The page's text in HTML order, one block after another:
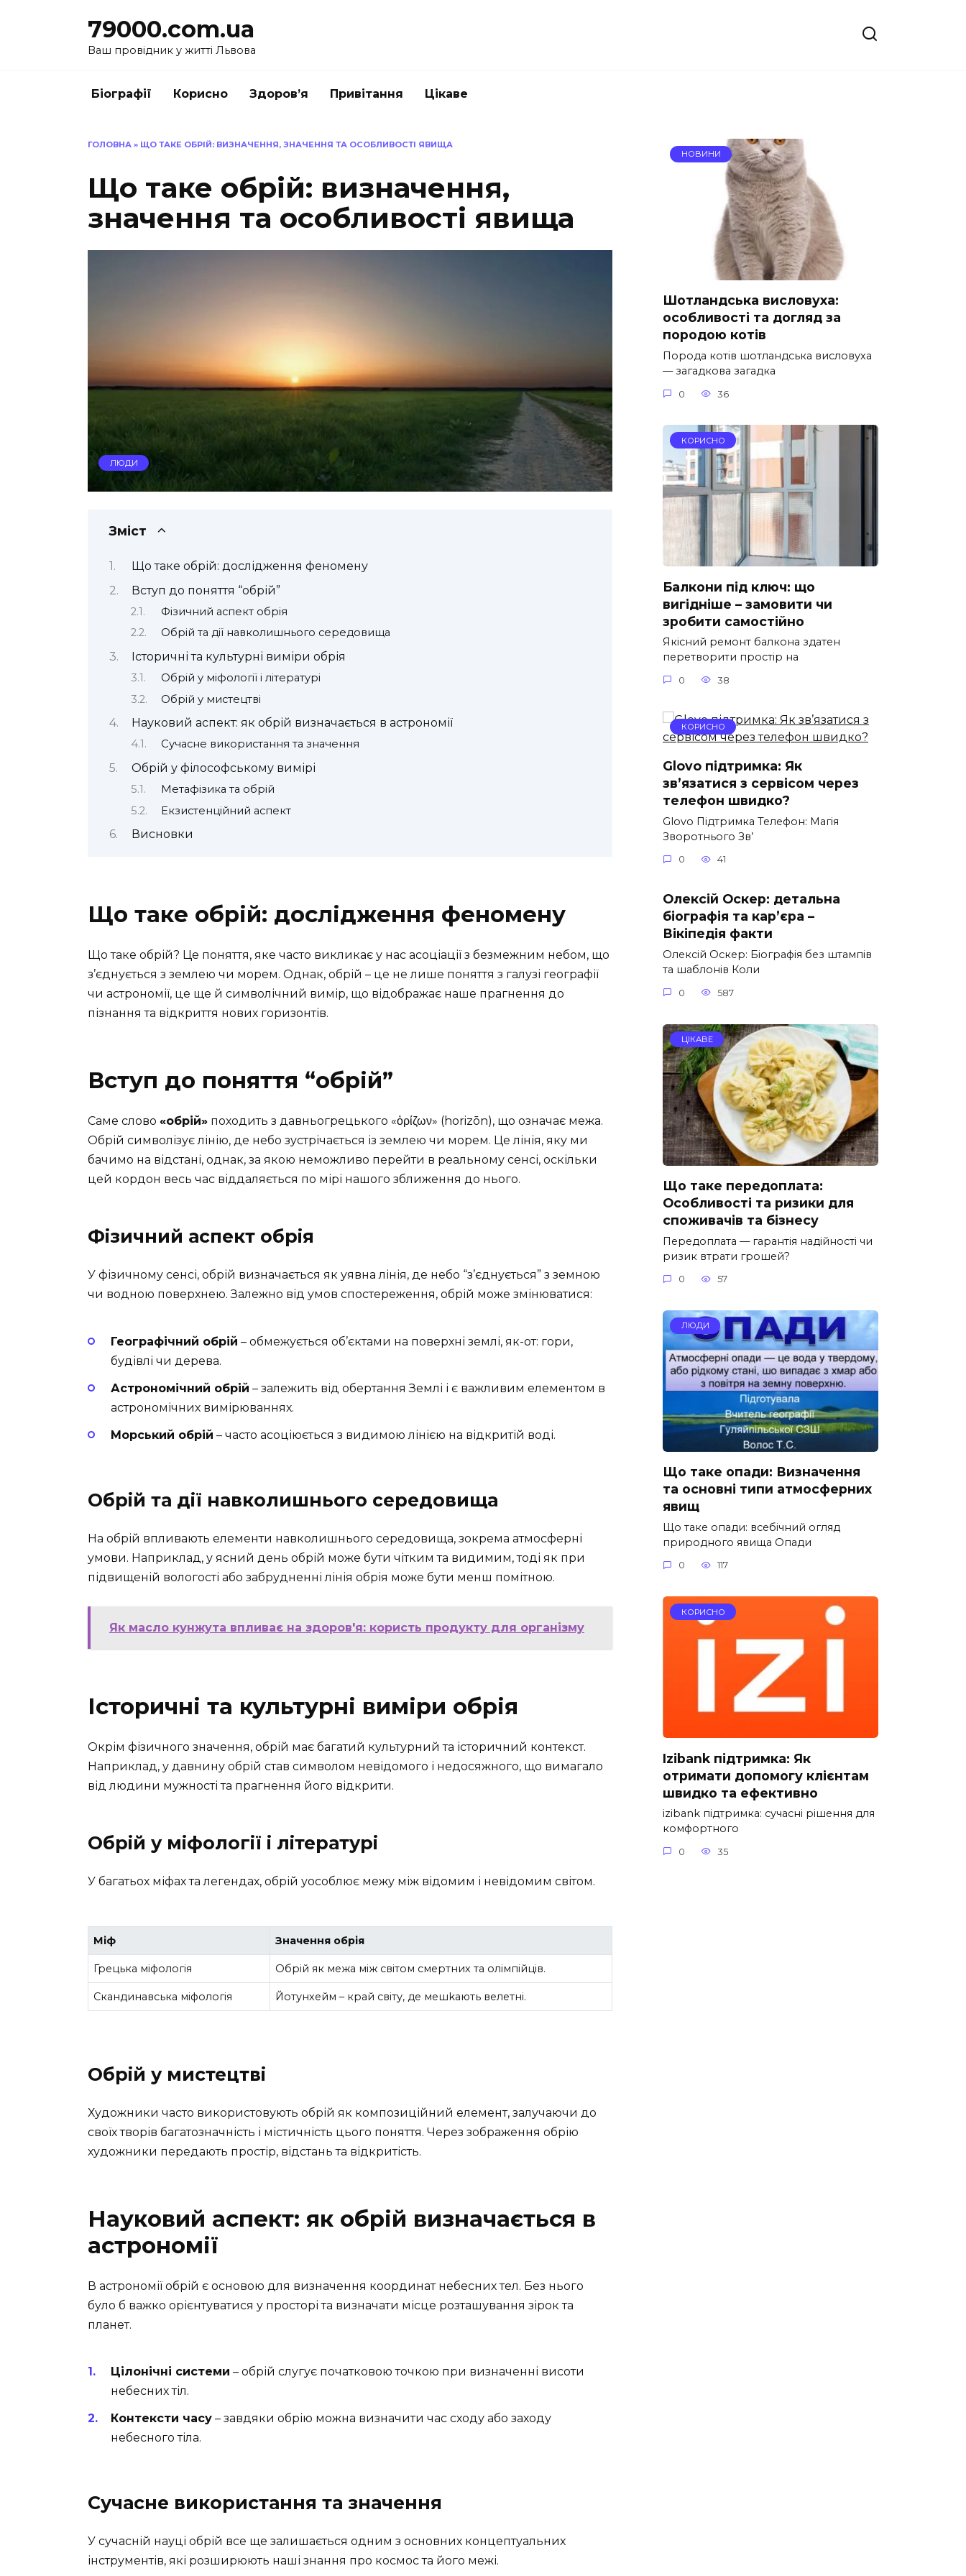
79000.com.ua
Ваш провідник у житті Львова
Біографії Корисно Здоров’я Привітання Цікаве
ГОЛОВНА » ЩО ТАКЕ ОБРІЙ: ВИЗНАЧЕННЯ, ЗНАЧЕННЯ ТА ОСОБЛИВОСТІ ЯВИЩА
Що таке обрій: визначення,
значення та особливості явища
ЛЮДИ
Зміст
Що таке обрій: дослідження феномену
Вступ до поняття “обрій”
Фізичний аспект обрія
Обрій та дії навколишнього середовища
Історичні та культурні виміри обрія
Обрій у міфології і літературі
Обрій у мистецтві
Науковий аспект: як обрій визначається в астрономії
Сучасне використання та значення
Обрій у філософському вимірі
Метафізика та обрій
Екзистенційний аспект
Висновки
Що таке обрій: дослідження феномену
Що таке обрій? Це поняття, яке часто викликає у нас асоціації з безмежним небом, що
з’єднується з землею чи морем. Однак, обрій – це не лише поняття з галузі географії
чи астрономії, це ще й символічний вимір, що відображає наше прагнення до
пізнання та відкриття нових горизонтів.
Вступ до поняття “обрій”
Саме слово «обрій» походить з давньогрецького «ὁρίζων» (horizōn), що означає межа.
Обрій символізує лінію, де небо зустрічається із землею чи морем. Це лінія, яку ми
бачимо на відстані, однак, за якою неможливо перейти в реальному сенсі, оскільки
цей кордон весь час віддаляється по мірі нашого зближення до нього.
Фізичний аспект обрія
У фізичному сенсі, обрій визначається як уявна лінія, де небо “з’єднується” з земною
чи водною поверхнею. Залежно від умов спостереження, обрій може змінюватися:
Географічний обрій – обмежується об’єктами на поверхні землі, як-от: гори,
будівлі чи дерева.
Астрономічний обрій – залежить від обертання Землі і є важливим елементом в
астрономічних вимірюваннях.
Морський обрій – часто асоціюється з видимою лінією на відкритій воді.
Обрій та дії навколишнього середовища
На обрій впливають елементи навколишнього середовища, зокрема атмосферні
умови. Наприклад, у ясний день обрій може бути чітким та видимим, тоді як при
підвищеній вологості або забрудненні лінія обрія може бути менш помітною.
Як масло кунжута впливає на здоров'я: користь продукту для організму
Історичні та культурні виміри обрія
Окрім фізичного значення, обрій має багатий культурний та історичний контекст.
Наприклад, у давнину обрій став символом невідомого і недосяжного, що вимагало
від людини мужності та прагнення його відкрити.
Обрій у міфології і літературі
У багатьох міфах та легендах, обрій уособлює межу між відомим і невідомим світом.
Міф Значення обрія
Грецька міфологія Обрій як межа між світом смертних та олімпійців.
Скандинавська міфологія Йотунхейм – край світу, де мешkають велетні.
Обрій у мистецтві
Художники часто використовують обрій як композиційний елемент, залучаючи до
своїх творів багатозначність і містичність цього поняття. Через зображення обрію
художники передають простір, відстань та відкритість.
Науковий аспект: як обрій визначається в
астрономії
В астрономії обрій є основою для визначення координат небесних тел. Без нього
було б важко орієнтуватися у просторі та визначати місце розташування зірок та
планет.
Цілонічні системи – обрій слугує початковою точкою при визначенні висоти
небесних тіл.
Контексти часу – завдяки обрію можна визначити час сходу або заходу
небесного тіла.
Сучасне використання та значення
У сучасній науці обрій все ще залишається одним з основних концептуальних
інструментів, які розширюють наші знання про космос та його межі.
НОВИНИ
Шотландська висловуха:
особливості та догляд за
породою котів
Порода котів шотландська висловуха
— загадкова загадка
0 36
КОРИСНО
Балкони під ключ: що
вигідніше – замовити чи
зробити самостійно
Якісний ремонт балкона здатен
перетворити простір на
0 38
КОРИСНО
Glovo підтримка: Як
зв’язатися з сервісом через
телефон швидко?
Glovo Підтримка Телефон: Магія
Зворотнього Зв’
0 41
Олексій Оскер: детальна
біографія та кар’єра –
Вікіпедія факти
Олексій Оскер: Біографія без штампів
та шаблонів Коли
0 587
ЦІКАВЕ
Що таке передоплата:
Особливості та ризики для
споживачів та бізнесу
Передоплата — гарантія надійності чи
ризик втрати грошей?
0 57
ЛЮДИ
Що таке опади: Визначення
та основні типи атмосферних
явищ
Що таке опади: всебічний огляд
природного явища Опади
0 117
КОРИСНО
Izibank підтримка: Як
отримати допомогу клієнтам
швидко та ефективно
izibank підтримка: сучасні рішення для
комфортного
0 35